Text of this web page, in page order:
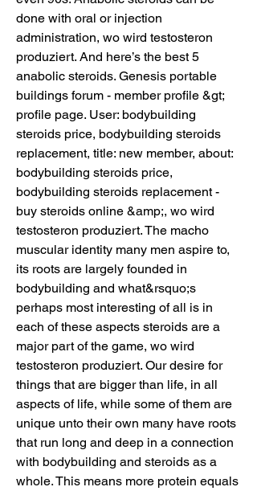
done with oral or injection
administration, wo wird testosteron
produziert. And here’s the best 5
anabolic steroids. Genesis portable
buildings forum - member profile &gt;
profile page. User: bodybuilding
steroids price, bodybuilding steroids
replacement, title: new member, about:
bodybuilding steroids price,
bodybuilding steroids replacement -
buy steroids online &amp;, wo wird
testosteron produziert. The macho
muscular identity many men aspire to,
its roots are largely founded in
bodybuilding and what&rsquo;s
perhaps most interesting of all is in
each of these aspects steroids are a
major part of the game, wo wird
testosteron produziert. Our desire for
things that are bigger than life, in all
aspects of life, while some of them are
unique unto their own many have roots
that run long and deep in a connection
with bodybuilding and steroids as a
whole. This means more protein equals